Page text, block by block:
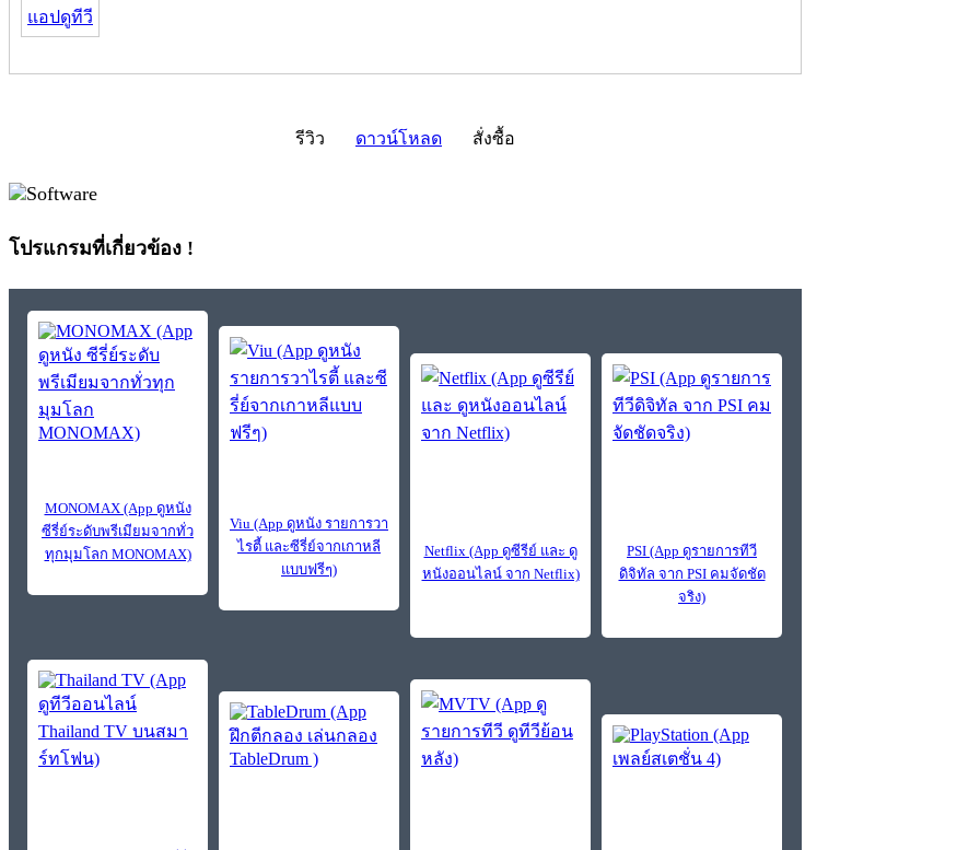
แอปดูทีวี
รีวิว ดาวน์โหลด สั่งซื้อ
โปรแกรมที่เกี่ยวข้อง !
MONOMAX (App ดูหนัง
ซีรี่ย์ระดับพรีเมียมจากทั่ว
ทุกมุมโลก MONOMAX)
Viu (App ดูหนัง รายการวา
ไรตี้ และซีรี่ย์จากเกาหลี
แบบฟรีๆ)
Netflix (App ดูซีรีย์ และ ดู
หนังออนไลน์ จาก Netflix)
PSI (App ดูรายการทีวี
ดิจิทัล จาก PSI คมจัดชัด
จริง)